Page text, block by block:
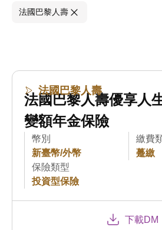
法國巴黎人壽
法國巴黎人壽
法國巴黎人壽優享人
變額年金保險
幣別
新臺幣/外幣
繳費
躉繳
保險類型
投資型保險
下載DM